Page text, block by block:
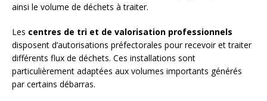
ainsi le volume de déchets à traiter.
Les centres de tri et de valorisation professionnels
disposent d’autorisations préfectorales pour recevoir et traiter
différents flux de déchets. Ces installations sont
particulièrement adaptées aux volumes importants générés
par certains débarras.